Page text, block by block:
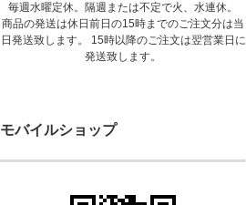
毎週水曜定休。隔週または不定で火、水連休。
商品の発送は休日前日の15時までのご注文分は当
日発送致します。 15時以降のご注文は翌営業日に
発送致します。
モバイルショップ